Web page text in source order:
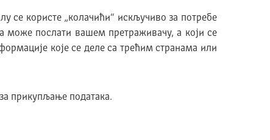
се користе „колачићи“ искључиво за потребе
може послати вашем претраживачу, а који се
које се деле са трећим странама или
прикупљање података.